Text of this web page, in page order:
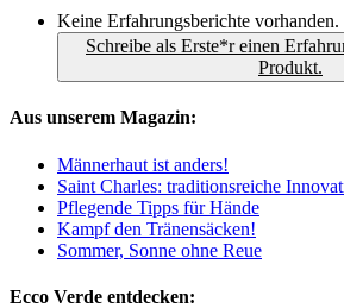
Keine Erfahrungsberichte vorhanden.
Schreibe als Erste*r einen
Produkt.
Aus unserem Magazin:
Männerhaut ist anders!
Saint Charles: traditionsreiche
Pflegende Tipps für Hände
Kampf den Tränensäcken!
Sommer, Sonne ohne Reue
Ecco Verde entdecken: